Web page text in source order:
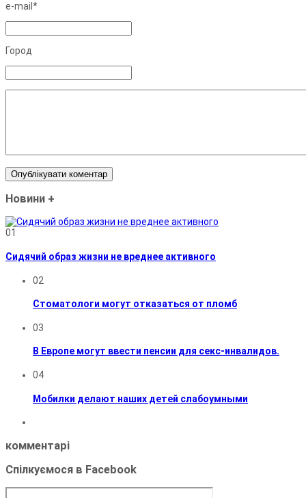
e-mail*
Город
Новини +
01
Сидячий образ жизни не вреднее активного
02
Стоматологи могут отказаться от пломб
03
В Европе могут ввести пенсии для секс-инвалидов.
04
Мобилки делают наших детей слабоумными
комментарі
Спілкуємося в Facebook